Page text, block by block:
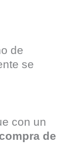
de
se
con un
de